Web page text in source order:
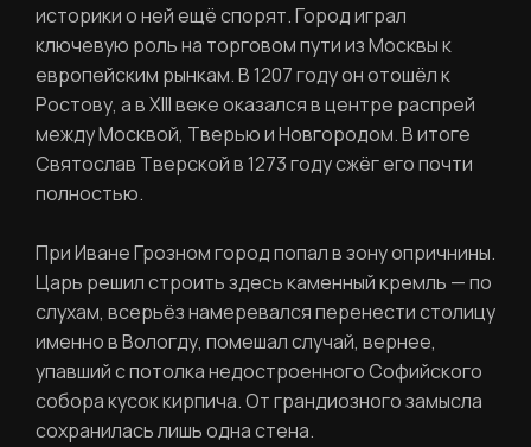
историки о ней ещё спорят. Город играл
ключевую роль на торговом пути из Москвы к
европейским рынкам. В 1207 году он отошёл к
Ростову, а в XIII веке оказался в центре распрей
между Москвой, Тверью и Новгородом. В итоге
Святослав Тверской в 1273 году сжёг его почти
полностью.
При Иване Грозном город попал в зону опричнины.
Царь решил строить здесь каменный кремль — по
слухам, всерьёз намеревался перенести столицу
именно в Вологду, помешал случай, вернее,
упавший с потолка недостроенного Софийского
собора кусок кирпича. От грандиозного замысла
сохранилась лишь одна стена.